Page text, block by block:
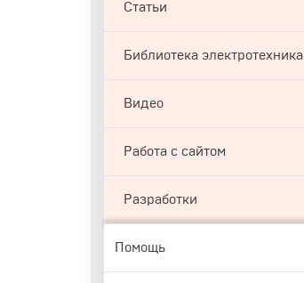
Статьи
Библиотека электротехника
Видео
Работа с сайтом
Разработки
Помощь